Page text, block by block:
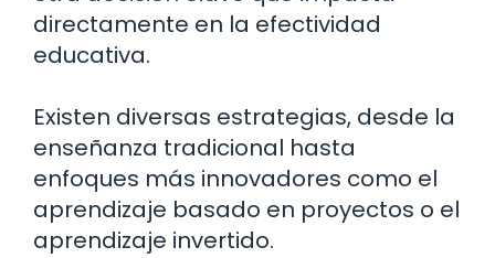
directamente en la efectividad
educativa.
Existen diversas estrategias, desde la
enseñanza tradicional hasta
enfoques más innovadores como el
aprendizaje basado en proyectos o el
aprendizaje invertido.